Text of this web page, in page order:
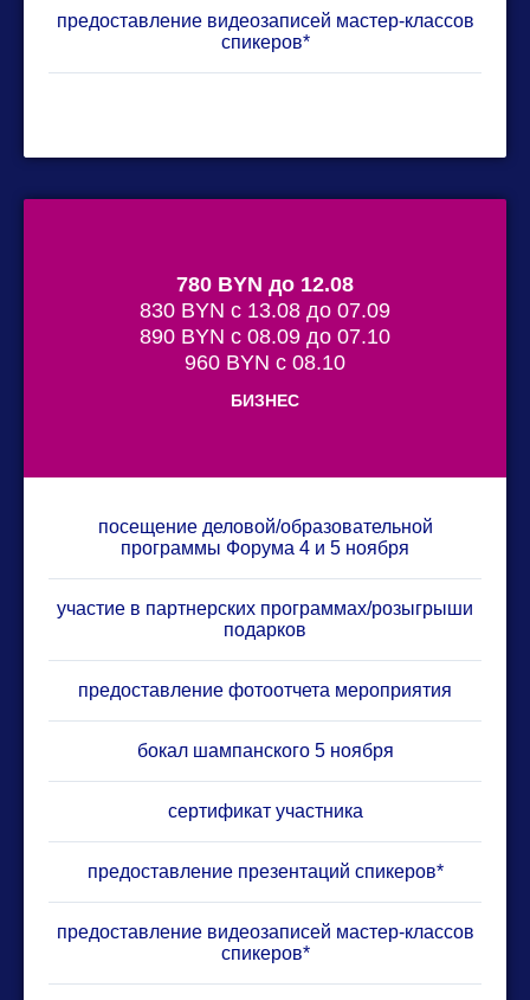
предоставление видеозаписей мастер-классов
спикеров*
780 BYN до 12.08
830 BYN с 13.08 до 07.09
890 BYN с 08.09 до 07.10
960 BYN с 08.10
БИЗНЕС
посещение деловой/образовательной
программы Форума 4 и 5 ноября
участие в партнерских программах/розыгрыши
подарков
предоставление фотоотчета мероприятия
бокал шампанского 5 ноября
сертификат участника
предоставление презентаций спикеров*
предоставление видеозаписей мастер-классов
спикеров*